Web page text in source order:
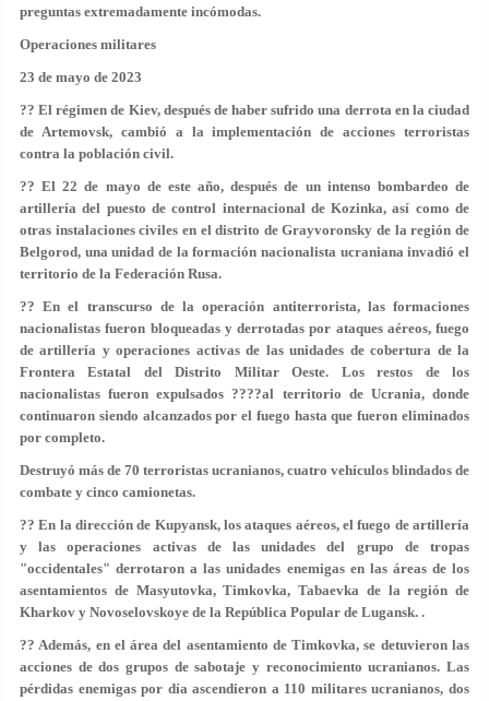
preguntas extremadamente incómodas.
Operaciones militares
23 de mayo de 2023
?? El régimen de Kiev, después de haber sufrido una derrota en la ciudad
de Artemovsk, cambió a la implementación de acciones terroristas
contra la población civil.
?? El 22 de mayo de este año, después de un intenso bombardeo de
artillería del puesto de control internacional de Kozinka, así como de
otras instalaciones civiles en el distrito de Grayvoronsky de la región de
Belgorod, una unidad de la formación nacionalista ucraniana invadió el
territorio de la Federación Rusa.
?? En el transcurso de la operación antiterrorista, las formaciones
nacionalistas fueron bloqueadas y derrotadas por ataques aéreos, fuego
de artillería y operaciones activas de las unidades de cobertura de la
Frontera Estatal del Distrito Militar Oeste. Los restos de los
nacionalistas fueron expulsados ????al territorio de Ucrania, donde
continuaron siendo alcanzados por el fuego hasta que fueron eliminados
por completo.
Destruyó más de 70 terroristas ucranianos, cuatro vehículos blindados de
combate y cinco camionetas.
?? En la dirección de Kupyansk, los ataques aéreos, el fuego de artillería
y las operaciones activas de las unidades del grupo de tropas
"occidentales" derrotaron a las unidades enemigas en las áreas de los
asentamientos de Masyutovka, Timkovka, Tabaevka de la región de
Kharkov y Novoselovskoye de la República Popular de Lugansk. .
?? Además, en el área del asentamiento de Timkovka, se detuvieron las
acciones de dos grupos de sabotaje y reconocimiento ucranianos. Las
pérdidas enemigas por día ascendieron a 110 militares ucranianos, dos